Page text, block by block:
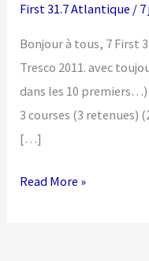
First 31.7 Atlantique /
Bonjour à tous, 7 First
Tresco 2011. avec
dans les 10 premiers…)
3 courses (3 retenues)
[…]
Tresco
Read More »